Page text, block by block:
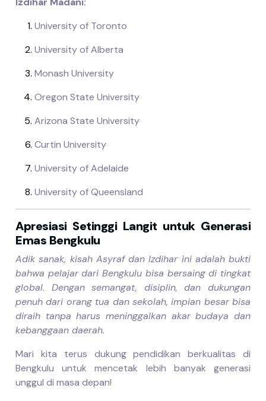
University of Toronto
University of Alberta
Monash University
Oregon State University
Arizona State University
Curtin University
University of Adelaide
University of Queensland
Apresiasi Setinggi Langit untuk Generasi
Emas Bengkulu
Adik sanak, kisah Asyraf dan Izdihar ini adalah bukti
bahwa pelajar dari Bengkulu bisa bersaing di tingkat
global. Dengan semangat, disiplin, dan dukungan
penuh dari orang tua dan sekolah, impian besar bisa
diraih tanpa harus meninggalkan akar budaya dan
kebanggaan daerah.
Mari kita terus dukung pendidikan berkualitas di
Bengkulu untuk mencetak lebih banyak generasi
unggul di masa depan!